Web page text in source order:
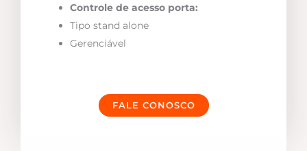
Controle de acesso porta:
Tipo stand alone
Gerenciável
FALE CONOSCO